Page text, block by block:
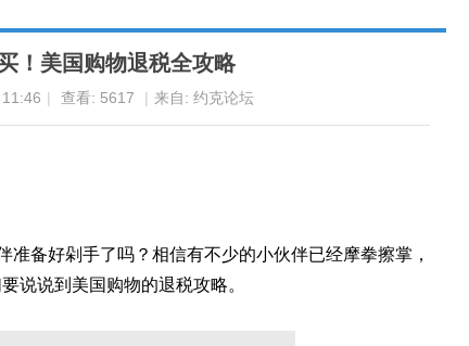
！美国购物退税全攻略
| 查看: 5617 | 来自: 约克论坛
准备好剁手了吗？相信有不少的小伙伴已经摩拳擦掌，
说说到美国购物的退税攻略。